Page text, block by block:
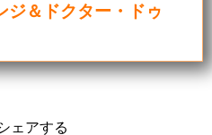
ジ＆ドクター・ドゥ
ェアする